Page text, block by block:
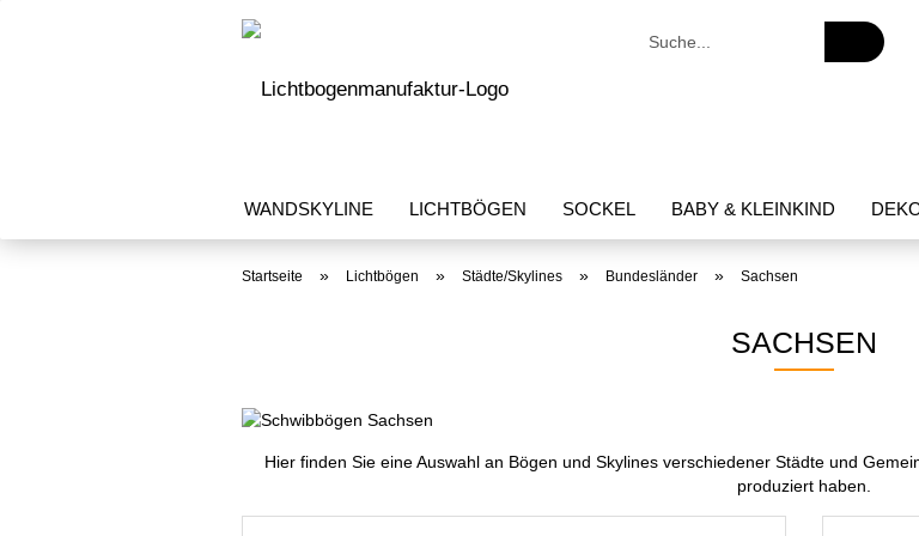
WANDSKYLINE LICHTBÖGEN SOCKEL BABY & KLEINKIND
Startseite » Lichtbögen » Städte/Skylines » Bundesländer » Sachsen
SACHSEN
Hier finden Sie eine Auswahl an Bögen und Skylines verschiedener Städte und
produziert haben.